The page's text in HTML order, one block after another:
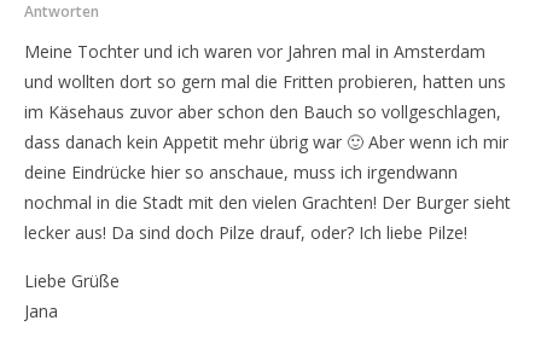
Antworten
Meine Tochter und ich waren vor Jahren mal in Amsterdam
und wollten dort so gern mal die Fritten probieren, hatten uns
im Käsehaus zuvor aber schon den Bauch so vollgeschlagen,
dass danach kein Appetit mehr übrig war 🙂 Aber wenn ich mir
deine Eindrücke hier so anschaue, muss ich irgendwann
nochmal in die Stadt mit den vielen Grachten! Der Burger sieht
lecker aus! Da sind doch Pilze drauf, oder? Ich liebe Pilze!
Liebe Grüße
Jana